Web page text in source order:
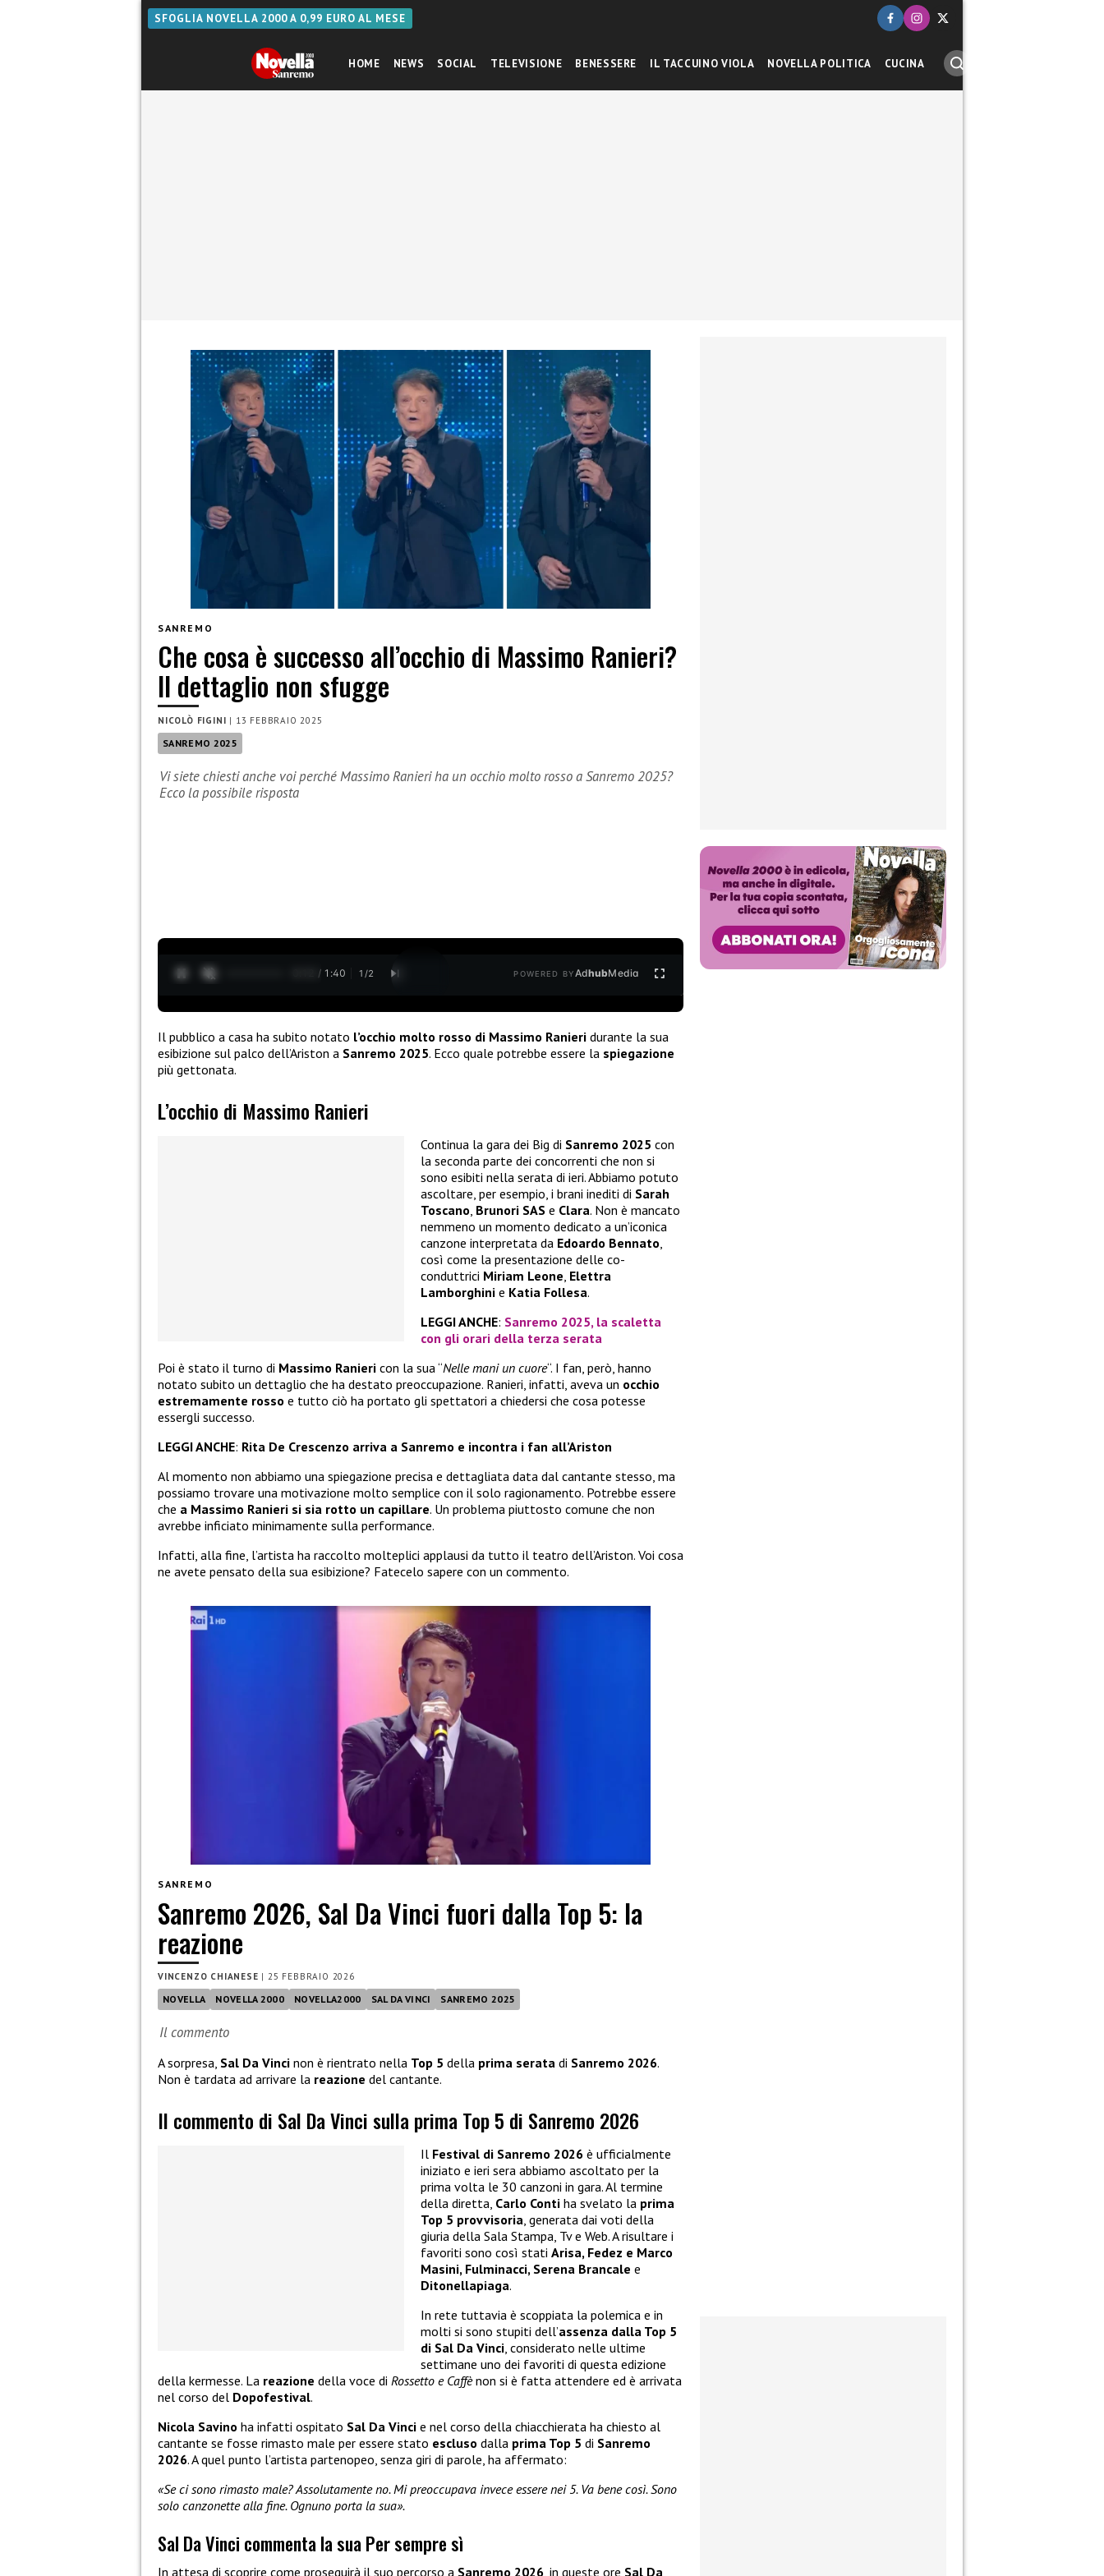
SFOGLIA NOVELLA 2000 A 0,99 EURO AL MESE
HOME NEWS SOCIAL TELEVISIONE BENESSERE IL TACCUINO VIOLA NOVELLA POLITICA CUCINA
SANREMO
Che cosa è successo all’occhio di Massimo Ranieri?
Il dettaglio non sfugge
NICOLÒ FIGINI | 13 FEBBRAIO 2025
SANREMO 2025
Vi siete chiesti anche voi perché Massimo Ranieri ha un occhio molto rosso a Sanremo 2025?
Ecco la possibile risposta
0:13 / 1:40 1 /2 POWERED BYAdhubMedia
Il pubblico a casa ha subito notato l’occhio molto rosso di Massimo Ranieri durante la sua
esibizione sul palco dell’Ariston a Sanremo 2025. Ecco quale potrebbe essere la spiegazione
più gettonata.
L’occhio di Massimo Ranieri
Continua la gara dei Big di Sanremo 2025 con
la seconda parte dei concorrenti che non si
sono esibiti nella serata di ieri. Abbiamo potuto
ascoltare, per esempio, i brani inediti di Sarah
Toscano, Brunori SAS e Clara. Non è mancato
nemmeno un momento dedicato a un’iconica
canzone interpretata da Edoardo Bennato,
così come la presentazione delle co-
conduttrici Miriam Leone, Elettra
Lamborghini e Katia Follesa.
LEGGI ANCHE: Sanremo 2025, la scaletta
con gli orari della terza serata
Poi è stato il turno di Massimo Ranieri con la sua “Nelle mani un cuore“. I fan, però, hanno
notato subito un dettaglio che ha destato preoccupazione. Ranieri, infatti, aveva un occhio
estremamente rosso e tutto ciò ha portato gli spettatori a chiedersi che cosa potesse
essergli successo.
LEGGI ANCHE: Rita De Crescenzo arriva a Sanremo e incontra i fan all’Ariston
Al momento non abbiamo una spiegazione precisa e dettagliata data dal cantante stesso, ma
possiamo trovare una motivazione molto semplice con il solo ragionamento. Potrebbe essere
che a Massimo Ranieri si sia rotto un capillare. Un problema piuttosto comune che non
avrebbe inficiato minimamente sulla performance.
Infatti, alla fine, l’artista ha raccolto molteplici applausi da tutto il teatro dell’Ariston. Voi cosa
ne avete pensato della sua esibizione? Fatecelo sapere con un commento.
SANREMO
Sanremo 2026, Sal Da Vinci fuori dalla Top 5: la
reazione
VINCENZO CHIANESE |25 FEBBRAIO 2026
NOVELLA NOVELLA 2000 NOVELLA2000 SAL DA VINCI SANREMO 2025
Il commento
A sorpresa, Sal Da Vinci non è rientrato nella Top 5 della prima serata di Sanremo 2026.
Non è tardata ad arrivare la reazione del cantante.
Il commento di Sal Da Vinci sulla prima Top 5 di Sanremo 2026
Il Festival di Sanremo 2026 è ufficialmente
iniziato e ieri sera abbiamo ascoltato per la
prima volta le 30 canzoni in gara. Al termine
della diretta, Carlo Conti ha svelato la prima
Top 5 provvisoria, generata dai voti della
giuria della Sala Stampa, Tv e Web. A risultare i
favoriti sono così stati Arisa, Fedez e Marco
Masini, Fulminacci, Serena Brancale e
Ditonellapiaga.
In rete tuttavia è scoppiata la polemica e in
molti si sono stupiti dell’assenza dalla Top 5
di Sal Da Vinci, considerato nelle ultime
settimane uno dei favoriti di questa edizione
della kermesse. La reazione della voce di Rossetto e Caffènon si è fatta attendere ed è arrivata
nel corso del Dopofestival.
Nicola Savino ha infatti ospitato Sal Da Vinci e nel corso della chiacchierata ha chiesto al
cantante se fosse rimasto male per essere stato escluso dalla prima Top 5 di Sanremo
2026. A quel punto l’artista partenopeo, senza giri di parole, ha affermato:
«Se ci sono rimasto male? Assolutamente no. Mi preoccupava invece essere nei 5. Va bene così. Sono
solo canzonette alla fine. Ognuno porta la sua».
Sal Da Vinci commenta la sua Per sempre sì
In attesa di scoprire come proseguirà il suo percorso a Sanremo 2026 , in queste ore Sal Da